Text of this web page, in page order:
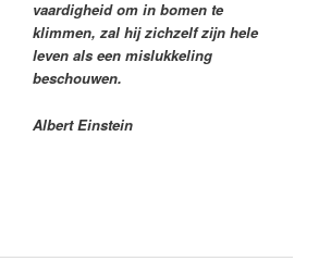
vaardigheid om in bomen te
klimmen, zal hij zichzelf zijn hele
leven als een mislukkeling
beschouwen.
Albert Einstein